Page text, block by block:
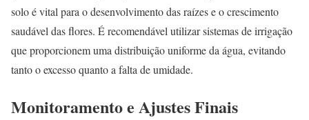
solo é vital para o desenvolvimento das raízes e o crescimento
saudável das flores. É recomendável utilizar sistemas de irrigação
que proporcionem uma distribuição uniforme da água, evitando
tanto o excesso quanto a falta de umidade.
Monitoramento e Ajustes Finais